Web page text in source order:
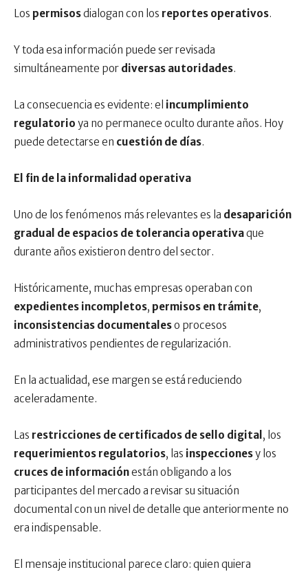
Los permisosdialogan con los reportes operativos.
Y toda esa información puede ser revisada
simultáneamente por diversas autoridades.
La consecuencia es evidente: el incumplimiento
regulatorio ya no permanece oculto durante años. Hoy
puede detectarse en cuestión de días.
El fin de la informalidad operativa
Uno de los fenómenos más relevantes es la desaparición
gradual de espacios de tolerancia operativaque
durante años existieron dentro del sector.
Históricamente, muchas empresas operaban con
expedientes incompletos, permisos en trámite,
inconsistencias documentaleso procesos
administrativos pendientes de regularización.
En la actualidad, ese margen se está reduciendo
aceleradamente.
Las restricciones de certificados de sello digital , los
requerimientos regulatorios, las inspeccionesy los
cruces de informaciónestán obligando a los
participantes del mercado a revisar su situación
documental con un nivel de detalle que anteriormente no
era indispensable.
El mensaje institucional parece claro: quien quiera